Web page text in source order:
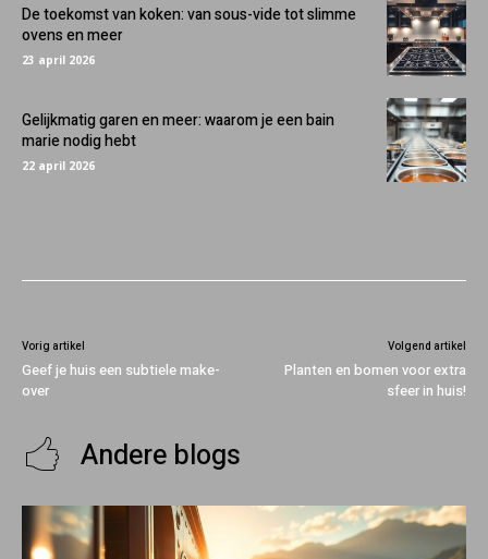
De toekomst van koken: van sous-vide tot slimme
ovens en meer
23 april 2026
Gelijkmatig garen en meer: waarom je een bain
marie nodig hebt
22 april 2026
Vorig artikel
Geef je huis een subtiele make-
over
Volgend artikel
Planten en bomen voor extra
sfeer in huis!
Andere blogs